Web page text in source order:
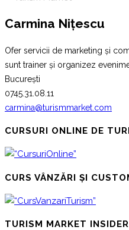
Carmina Nițescu
Ofer servicii de marketing și
sunt trainer și organizez
București
0745.31.08.11
carmina@turismmarket.com
CURSURI ONLINE DE
CURS VÂNZĂRI ȘI
TURISM MARKET INSIDER